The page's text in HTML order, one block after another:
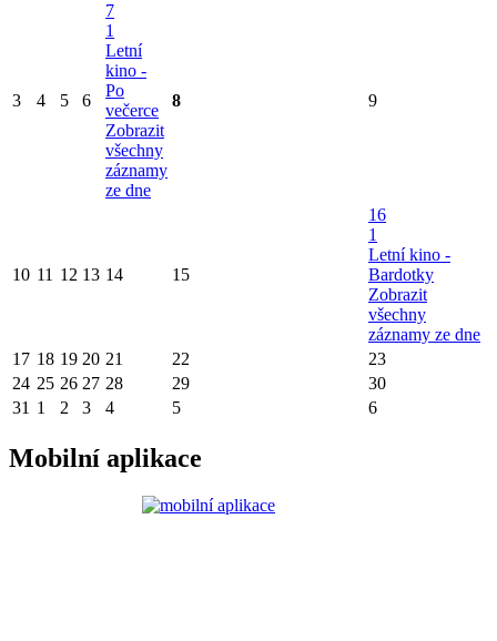
3 4 5 6
7
1
Letní
kino -
Po
večerce
Zobrazit
všechny
záznamy
ze dne
8 9
10 11 12 13 14 15
16
1
Letní kino -
Bardotky
Zobrazit
všechny
záznamy ze dne
17 18 19 20 21 22
23
24 25 26 27 28 29
30
31 1 2 3 4 5 6
Mobilní aplikace